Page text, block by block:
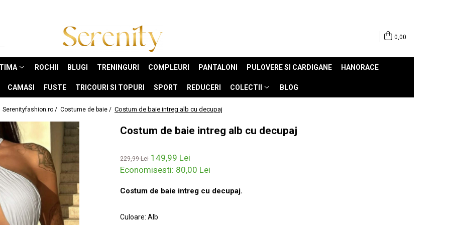
0,00
ROCHII BLUGI TRENINGURI COMPLEURI PANTALONI PULOVERE SI CARDIGANE HANORACE
CAMASI FUSTE TRICOURI SI TOPURI SPORT REDUCERI COLECTII BLOG
Serenityfashion.ro / Costume de baie / Costum de baie intreg alb cu decupaj
Costum de baie intreg alb cu decupaj
229,99 Lei 149,99 Lei
Economisesti: 80,00 Lei
Costum de baie intreg cu decupaj.
Culoare: Alb